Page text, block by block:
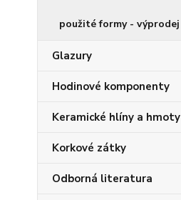
použité formy - výprodej
Glazury
Hodinové komponenty
Keramické hlíny a hmoty
Korkové zátky
Odborná literatura